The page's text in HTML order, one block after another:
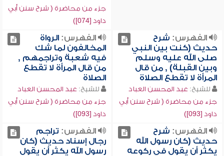
جزء من محاضرة ( شرح سنن أبي
داود [074])
الفهرس: شرح
حديث (كنت بين النبي
صلى الله عليه وسلم
وبين القبلة) , من قال
المرأة لا تقطع الصلاة
للشيخ: عبد المحسن العباد
جزء من محاضرة ( شرح سنن أبي
داود [093])
الفهرس:الرواة
المخالفون لما شك
فيه شعبة وتراجمهم ,
من قال المرأة لا تقطع
الصلاة
للشيخ: عبد المحسن العباد
جزء من محاضرة ( شرح سنن أبي
داود [093])
الفهرس: شرح
حديث (كان رسول الله
يكثر أن يقول في ركوعه
الفهرس: تراجم
رجال إسناد حديث (كان
رسول الله يكثر أن يقول